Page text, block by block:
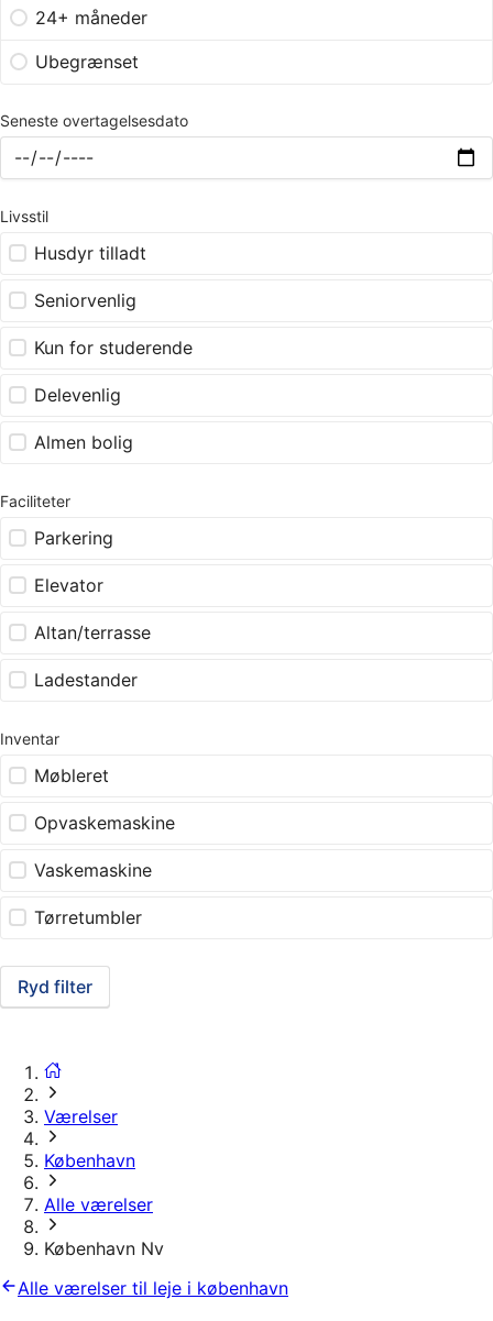
24+ måneder
Ubegrænset
Seneste overtagelsesdato
Livsstil
Husdyr tilladt
Seniorvenlig
Kun for studerende
Delevenlig
Almen bolig
Faciliteter
Parkering
Elevator
Altan/terrasse
Ladestander
Inventar
Møbleret
Opvaskemaskine
Vaskemaskine
Tørretumbler
Ryd filter
Værelser
København
Alle værelser
København Nv
Alle værelser til leje i københavn